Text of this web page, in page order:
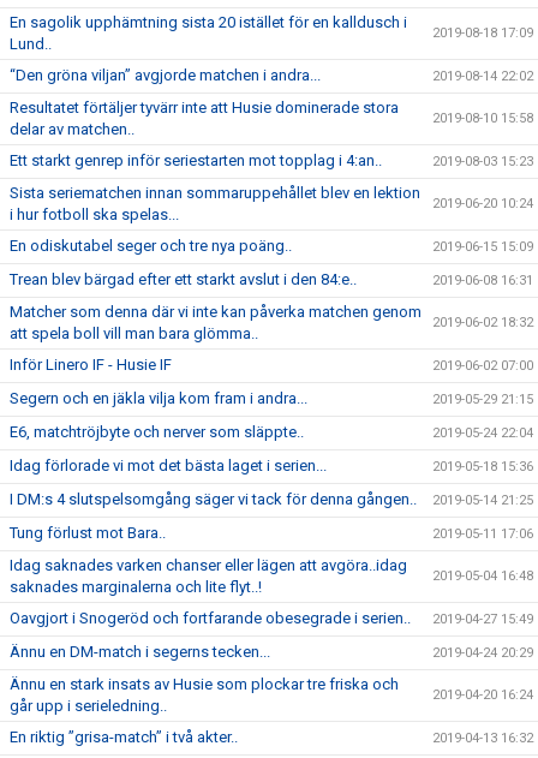
En sagolik upphämtning sista 20 istället för en kalldusch i
Lund..
2019-08-18 17:09
“Den gröna viljan” avgjorde matchen i andra... 2019-08-14 22:02
Resultatet förtäljer tyvärr inte att Husie dominerade stora
delar av matchen..
2019-08-10 15:58
Ett starkt genrep inför seriestarten mot topplag i 4:an.. 2019-08-03 15:23
Sista seriematchen innan sommaruppehållet blev en lektion
i hur fotboll ska spelas...
2019-06-20 10:24
En odiskutabel seger och tre nya poäng.. 2019-06-15 15:09
Trean blev bärgad efter ett starkt avslut i den 84:e.. 2019-06-08 16:31
Matcher som denna där vi inte kan påverka matchen genom
att spela boll vill man bara glömma..
2019-06-02 18:32
Inför Linero IF - Husie IF 2019-06-02 07:00
Segern och en jäkla vilja kom fram i andra... 2019-05-29 21:15
E6, matchtröjbyte och nerver som släppte.. 2019-05-24 22:04
Idag förlorade vi mot det bästa laget i serien... 2019-05-18 15:36
I DM:s 4 slutspelsomgång säger vi tack för denna gången.. 2019-05-14 21:25
Tung förlust mot Bara.. 2019-05-11 17:06
Idag saknades varken chanser eller lägen att avgöra..idag
saknades marginalerna och lite flyt..!
2019-05-04 16:48
Oavgjort i Snogeröd och fortfarande obesegrade i serien.. 2019-04-27 15:49
Ännu en DM-match i segerns tecken... 2019-04-24 20:29
Ännu en stark insats av Husie som plockar tre friska och
går upp i serieledning..
2019-04-20 16:24
En riktig ”grisa-match” i två akter.. 2019-04-13 16:32